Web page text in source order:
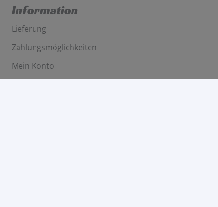
Information
Lieferung
Zahlungsmöglichkeiten
Mein Konto